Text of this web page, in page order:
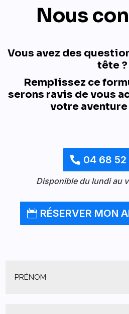
Nous
Vous avez des
tête ?
Remplissez ce
serons ravis de vous
votre
04 68 52
Disponible du lundi au
RÉSERVER MON